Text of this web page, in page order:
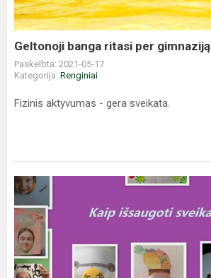
Geltonoji banga ritasi per gimnaziją
Paskelbta: 2021-05-17
Kategorija: Renginiai
Fizinis aktyvumas - gera sveikata.
Pasaulinė
sveikatos
diena